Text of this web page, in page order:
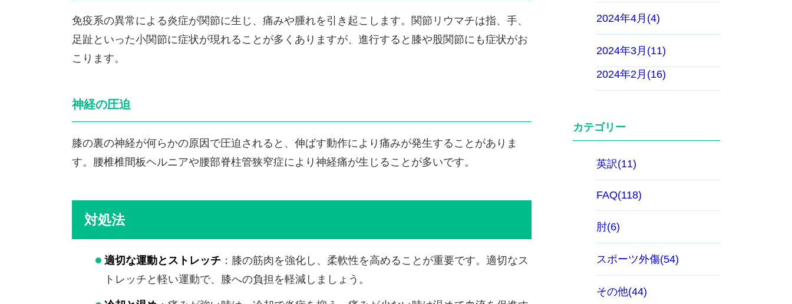
免疫系の異常による炎症が関節に生じ、痛みや腫れを引き起こします。関節リウマチは指、手、
足趾といった小関節に症状が現れることが多くありますが、進行すると膝や股関節にも症状がお
こります。
神経の圧迫
膝の裏の神経が何らかの原因で圧迫されると、伸ばす動作により痛みが発生することがありま
す。腰椎椎間板ヘルニアや腰部脊柱管狭窄症により神経痛が生じることが多いです。
対処法
適切な運動とストレッチ ：膝の筋肉を強化し、柔軟性を高めることが重要です。適切なス
トレッチと軽い運動で、膝への負担を軽減しましょう。
2024年4月(4)
2024年3月(11)
2024年2月(16)
カテゴリー
英訳(11)
FAQ(118)
肘(6)
スポーツ外傷(54)
その他(44)